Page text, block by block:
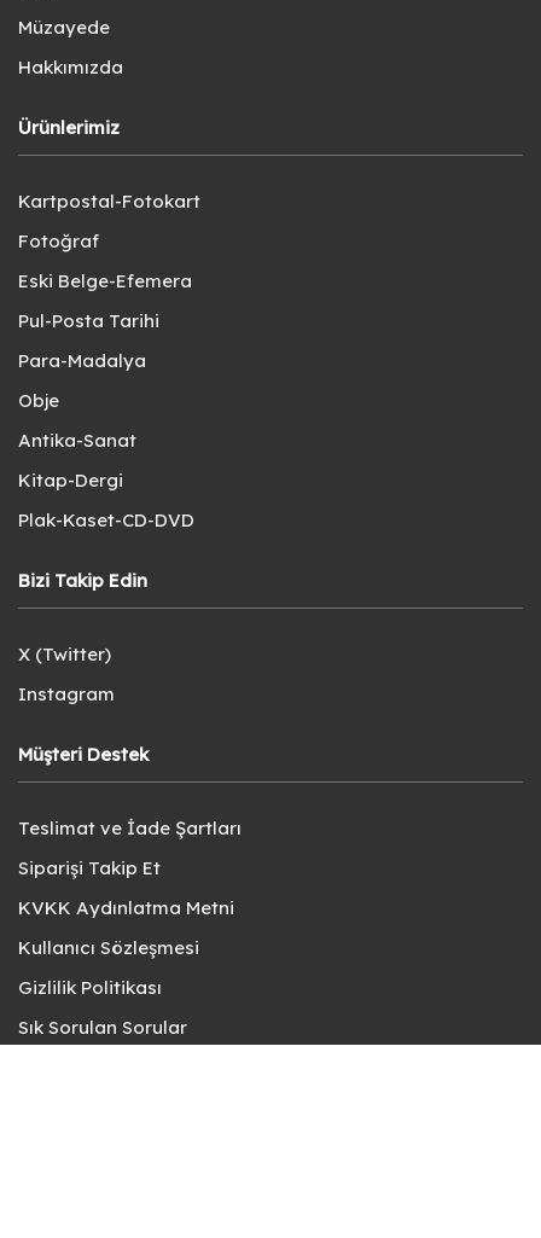
Müzayede
Hakkımızda
Ürünlerimiz
Kartpostal-Fotokart
Fotoğraf
Eski Belge-Efemera
Pul-Posta Tarihi
Para-Madalya
Obje
Antika-Sanat
Kitap-Dergi
Plak-Kaset-CD-DVD
Bizi Takip Edin
X (Twitter)
Instagram
Müşteri Destek
Teslimat ve İade Şartları
Siparişi Takip Et
KVKK Aydınlatma Metni
Kullanıcı Sözleşmesi
Gizlilik Politikası
Sık Sorulan Sorular